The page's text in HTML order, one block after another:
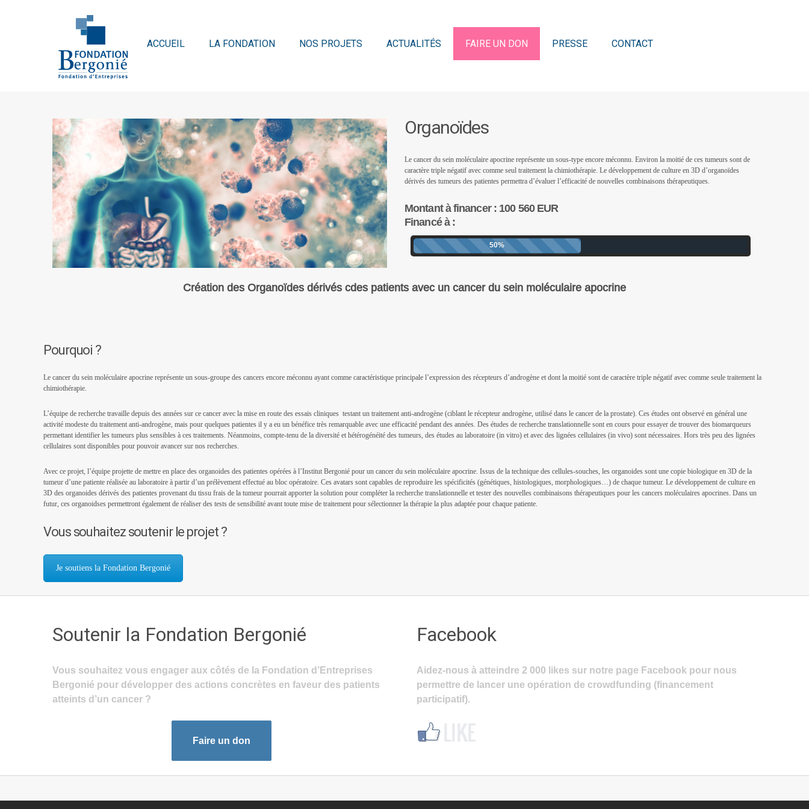
ACCUEIL LA FONDATION NOS PROJETS ACTUALITÉS FAIRE UN DON PRESSE CONTACT
Organoïdes
Le cancer du sein moléculaire apocrine représente un sous-type encore méconnu. Environ la moitié de ces tumeurs sont de
caractère triple négatif avec comme seul traitement la chimiothérapie. Le développement de culture en 3D d’organoïdes
dérivés des tumeurs des patientes permettra d’évaluer l’efficacité de nouvelles combinaisons thérapeutiques.
Montant à financer : 100 560 EUR
Financé à :
50%
Création des Organoïdes dérivés cdes patients avec un cancer du sein moléculaire apocrine
Pourquoi ?
Le cancer du sein moléculaire apocrine représente un sous-groupe des cancers encore méconnu ayant comme caractéristique principale l’expression des récepteurs d’androgène et dont la moitié sont de caractère triple négatif avec comme seule traitement la
chimiothérapie.
L’équipe de recherche travaille depuis des années sur ce cancer avec la mise en route des essais cliniques testant un traitement anti-androgène (ciblant le récepteur androgène, utilisé dans le cancer de la prostate). Ces études ont observé en général une
activité modeste du traitement anti-androgène, mais pour quelques patientes il y a eu un bénéfice très remarquable avec une efficacité pendant des années. Des études de recherche translationnelle sont en cours pour essayer de trouver des biomarqueurs
permettant identifier les tumeurs plus sensibles à ces traitements. Néanmoins, compte-tenu de la diversité et hétérogénéité des tumeurs, des études au laboratoire (in vitro) et avec des lignées cellulaires (in vivo) sont nécessaires. Hors très peu des lignées
cellulaires sont disponibles pour pouvoir avancer sur nos recherches.
Avec ce projet, l’équipe projette de mettre en place des organoides des patientes opérées à l’Institut Bergonié pour un cancer du sein moléculaire apocrine. Issus de la technique des cellules-souches, les organoides sont une copie biologique en 3D de la
tumeur d’une patiente réalisée au laboratoire à partir d’un prélèvement effectué au bloc opératoire. Ces avatars sont capables de reproduire les spécificités (génétiques, histologiques, morphologiques…) de chaque tumeur. Le développement de culture en
3D des organoides dérivés des patientes provenant du tissu frais de la tumeur pourrait apporter la solution pour compléter la recherche translationnelle et tester des nouvelles combinaisons thérapeutiques pour les cancers moléculaires apocrines. Dans un
futur, ces organoidses permettront également de réaliser des tests de sensibilité avant toute mise de traitement pour sélectionner la thérapie la plus adaptée pour chaque patiente.
Vous souhaitez soutenir le projet ?
Je soutiens la Fondation Bergonié
Soutenir la Fondation Bergonié
Vous souhaitez vous engager aux côtés de la Fondation d’Entreprises
Bergonié pour développer des actions concrètes en faveur des patients
atteints d’un cancer ?
Faire un don
Facebook
Aidez-nous à atteindre 2 000 likes sur notre page Facebook pour nous
permettre de lancer une opération de crowdfunding (financement
participatif).